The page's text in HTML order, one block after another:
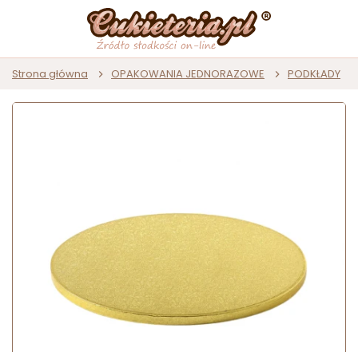
Strona główna OPAKOWANIA JEDNORAZOWE PODKŁADY